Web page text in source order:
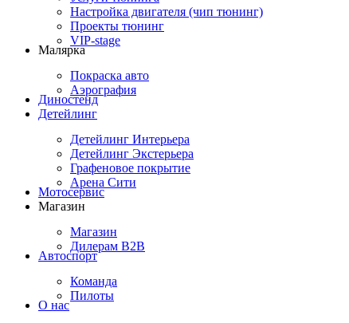
Настройка двигателя (чип тюнинг)
Проекты тюнинг
VIP-stage
Малярка
Покраска авто
Аэрография
Диностенд
Детейлинг
Детейлинг Интерьера
Детейлинг Экстерьера
Графеновое покрытие
Арена Сити
Мотосервис
Магазин
Магазин
Дилерам B2B
Автоспорт
Команда
Пилоты
О нас